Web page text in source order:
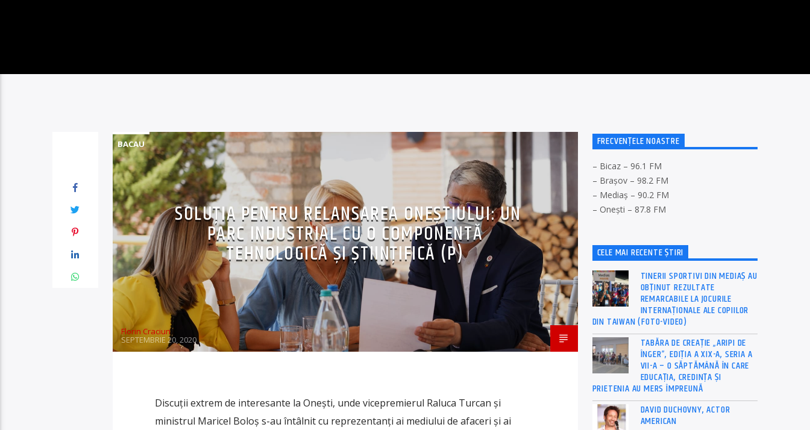
BACAU
SOLUȚIA PENTRU RELANSAREA ONEȘTIULUI: UN
PARC INDUSTRIAL CU O COMPONENTĂ
TEHNOLOGICĂ ȘI ȘTIINȚIFICĂ (P)
Florin Craciun
SEPTEMBRIE 20, 2020
Discuții extrem de interesante la Onești, unde vicepremierul Raluca Turcan și
ministrul Maricel Boloș s-au întâlnit cu reprezentanți ai mediului de afaceri și ai
FRECVENȚELE NOASTRE
– Bicaz – 96.1 FM
– Brașov – 98.2 FM
– Mediaș – 90.2 FM
– Onești – 87.8 FM
CELE MAI RECENTE ȘTIRI
TINERII SPORTIVI DIN MEDIAȘ AU
OBȚINUT REZULTATE
REMARCABILE LA JOCURILE
INTERNAȚIONALE ALE COPIILOR
DIN TAIWAN (FOTO-VIDEO)
TABĂRA DE CREAȚIE „ARIPI DE
ÎNGER”, EDIȚIA A XIX-A, SERIA A
VII-A – O SĂPTĂMÂNĂ ÎN CARE
EDUCAȚIA, CREDINȚA ȘI
PRIETENIA AU MERS ÎMPREUNĂ
DAVID DUCHOVNY, ACTOR
AMERICAN